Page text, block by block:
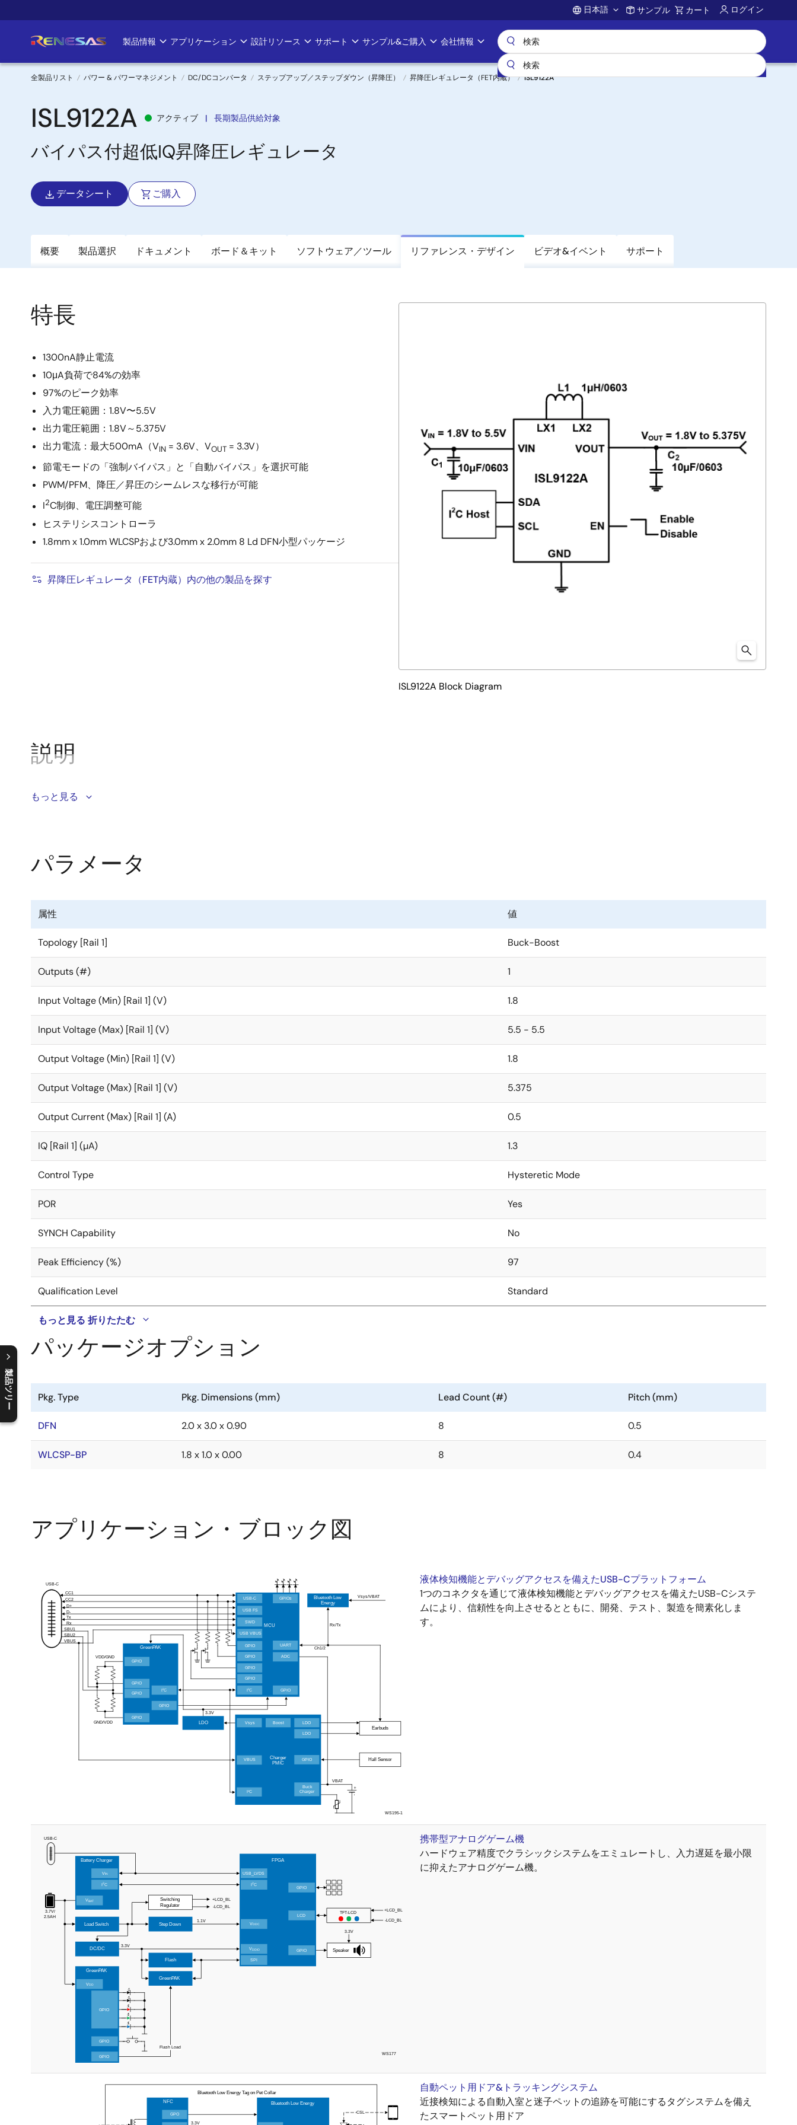
イ
ン
Account
日本語 サンプル カート ログイン
Main
navigation
製品情報 アプリケーション 設計リソース サポート サンプル&ご購入 会社情報
パ
ン
く
ず
全製品リスト パワー & パワーマネジメント DC/DCコンバータ ステップアップ／ステップダウン（昇降圧） 昇降圧レギュレータ（FET内蔵） ISL9122A
ISL9122A アクティブ 長期製品供給対象
バイパス付超低IQ昇降圧レギュレータ
データシート ご購入
概要 製品選択 ドキュメント ボード＆キット ソフトウェア／ツール リファレンス・デザイン ビデオ&イベント サポート
製品ツリー
C
l
o
s
e
p
r
o
d
u
c
t
t
r
e
e
m
e
n
O
p
e
n
p
r
o
d
u
c
t
t
r
e
e
m
e
n
特長
1300nA静止電流
10μA負荷で84%の効率
97%のピーク効率
入力電圧範囲：1.8V〜5.5V
出力電圧範囲：1.8V～5.375V
出力電流：最大500mA（VIN = 3.6V、VOUT = 3.3V）
節電モードの「強制バイパス」と「自動バイパス」を選択可能
PWM/PFM、降圧／昇圧のシームレスな移行が可能
I2C制御、電圧調整可能
ヒステリシスコントローラ
1.8mm x 1.0mm WLCSPおよび3.0mm x 2.0mm 8 Ld DFN小型パッケージ
昇降圧レギュレータ（FET内蔵）内の他の製品を探す
ISL9122A Block Diagram
説明
ISL9122Aは、調整された出力電圧上下の入力電圧を受け入れることのできる高性能同期整流型昇降圧レギュレータです。 レギュレーションモードで1300nA、強制バイパス
ISL9122Aは、入力電圧と出力電圧が近い場合の自動バイパス機能を持ち、出力に大きな影響を与えることなく、降圧モードと昇圧モードの間を自動的に移行することができ
ます。 自動バイパス機能に加えて、電圧調整が不要な場合は、省電モードの「強制バイパス」を選択することができます。 節電モードの「強制バイパス」は、I
ISL9122Aは、最大500mAの出力電流（V IN OUT
ISL9122Aはスタンドアロンアプリケーション向けに設計されており、パワーオンリセット（POR）時のデフォルト出力電圧をサポートしています。 POR後、I2Cインタフェ
ースバスを用いて出力電圧を1.8V～5.375Vの範囲で調整することが可能です。 特定のデフォルト出力電圧は、ご要望に応じて提供可能です。
ISL9122Aは、EIA 0603サイズのインダクタ1個と外付けコンデンサ2個のみで構成されています。 電源サイズは、1.8mm x 1.0mm WLCSPで最小化されており、3.0mm x
もっと見る
パラメータ
属性 値
Topology [Rail 1] Buck-Boost
Outputs (#) 1
Input Voltage (Min) [Rail 1] (V) 1.8
Input Voltage (Max) [Rail 1] (V) 5.5 - 5.5
Output Voltage (Min) [Rail 1] (V) 1.8
Output Voltage (Max) [Rail 1] (V) 5.375
Output Current (Max) [Rail 1] (A) 0.5
IQ [Rail 1] (µA) 1.3
Control Type Hysteretic Mode
POR Yes
SYNCH Capability No
Peak Efficiency (%) 97
Qualification Level Standard
もっと見る 折りたたむ
パッケージオプション
Pkg. Type Pkg. Dimensions (mm) Lead Count (#) Pitch (mm)
DFN 2.0 x 3.0 x 0.90 8 0.5
WLCSP-BP 1.8 x 1.0 x 0.00 8 0.4
アプリケーション・ブロック図
液体検知機能とデバッグアクセスを備えたUSB-Cプラットフォーム
1つのコネクタを通じて液体検知機能とデバッグアクセスを備えたUSB-Cシステ
ムにより、信頼性を向上させるとともに、開発、テスト、製造を簡素化しま
す。
携帯型アナログゲーム機
ハードウェア精度でクラシックシステムをエミュレートし、入力遅延を最小限
に抑えたアナログゲーム機。
自動ペット用ドア&トラッキングシステム
近接検知による自動入室と迷子ペットの追跡を可能にするタグシステムを備え
たスマートペット用ドア